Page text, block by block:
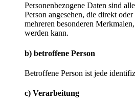
Personenbezogene Daten sind
Person angesehen, die direkt
mehreren besonderen
werden kann.
b) betroffene Person
Betroffene Person ist jede
c) Verarbeitung